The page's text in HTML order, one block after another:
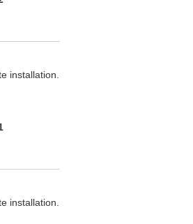
installation.
installation.